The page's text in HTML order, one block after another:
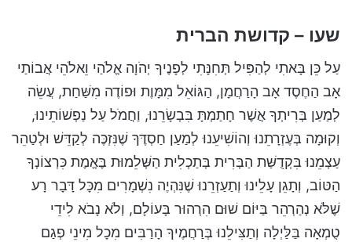
שעו – קדושת הברית
עַל כֵּן בָּאתִי לְהַפִּיל תְּחִנָּתִי לְפָנֶיךָ יְהֹוָה אֱלֹהַי וֵאלֹהֵי אֲבוֹתַי
אָב הַחֶסֶד אָב הָרַחֲמָן, הַגּוֹאֵל מִמָּוֶת וּפוֹדֶה מִשַּׁחַת, עֲשֵׂה
לְמַעַן בְּרִיתְךָ אֲשֶׁר חָתַמְתָּ בִּבְשָׂרֵנוּ, וַחֲמֹל עַל נַפְשׁוֹתֵינוּ,
וְקוּמָה בְּעֶזְרָתֵנוּ וְהוֹשִׁיעֵנוּ לְמַעַן חַסְדֶּךָ שֶׁנִּזְכֶּה לְקַדֵּשׁ וּלְטַהֵר
עַצְמֵנוּ בִּקְדֻשַּׁת הַבְּרִית בְּתַכְלִית הַשְּׁלֵמוּת בֶּאֱמֶת כִּרְצוֹנְךָ
הַטּוֹב, וְתָגֵן עָלֵינוּ וְתַעַזְרֵנוּ שֶׁנִּהְיֶה נִשְׁמָרִים מִכָּל דָּבָר רָע
שֶׁלֹּא נְהַרְהֵר בַּיּוֹם שׁוּם הִרְהוּר בָּעוֹלָם, וְלֹא נָבֹא לִידֵי
טֻמְאָה בַּלַּיְלָה וְתַצִּילֵנוּ בְּרַחֲמֶיךָ הָרַבִּים מִכָל מִינֵי פְגַם